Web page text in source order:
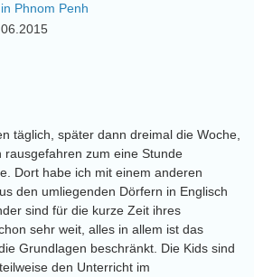
Phnom Penh
täglich, später dann dreimal die Woche,
rausgefahren zum eine Stunde
Dort habe ich mit einem anderen
den umliegenden Dörfern in Englisch
sind für die kurze Zeit ihres
sehr weit, alles in allem ist das
Grundlagen beschränkt. Die Kids sind
den Unterricht im